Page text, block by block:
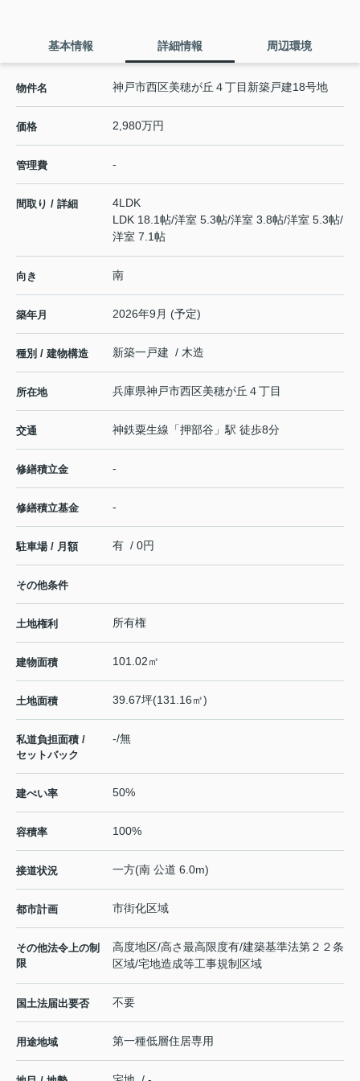
基本情報 詳細情報 周辺環境
物件名 神戸市西区美穂が丘４丁目新築戸建18号地
価格 2,980万円
管理費 -
間取り / 詳細
4LDK
LDK 18.1帖/洋室 5.3帖/洋室 3.8帖/洋室 5.3帖/
洋室 7.1帖
向き 南
築年月 2026年9月 (予定)
種別 / 建物構造 新築一戸建 / 木造
所在地 兵庫県神戸市西区美穂が丘 ４丁目
交通 神鉄粟生線 「押部谷 」駅 徒歩8分
修繕積立金 -
修繕積立基金 -
駐車場 / 月額 有 / 0円
その他条件
土地権利 所有権
建物面積 101.02㎡
土地面積 39.67坪(131.16㎡)
私道負担面積 /
セットバック
-/無
建ぺい率 50%
容積率 100%
接道状況 一方(南 公道 6.0m)
都市計画 市街化区域
その他法令上の制
限
高度地区/高さ最高限度有/建築基準法第２２条
区域/宅地造成等工事規制区域
国土法届出要否 不要
用途地域 第一種低層住居専用